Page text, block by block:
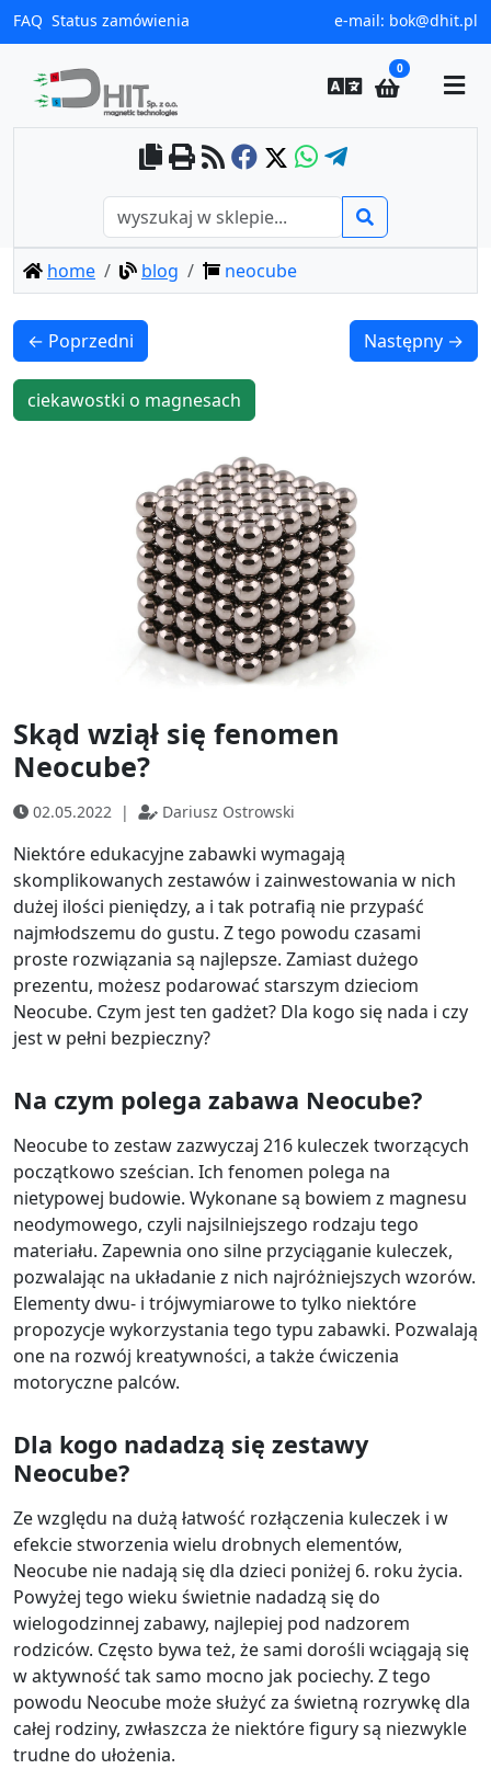
FAQ Status zamówienia e-mail: bok@dhit.pl
0
home blog neocube
← Poprzedni Następny →
ciekawostki o magnesach
Skąd wziął się fenomen
Neocube?
02.05.2022 | Dariusz Ostrowski
Niektóre edukacyjne zabawki wymagają
skomplikowanych zestawów i zainwestowania w nich
dużej ilości pieniędzy, a i tak potrafią nie przypaść
najmłodszemu do gustu. Z tego powodu czasami
proste rozwiązania są najlepsze. Zamiast dużego
prezentu, możesz podarować starszym dzieciom
Neocube. Czym jest ten gadżet? Dla kogo się nada i czy
jest w pełni bezpieczny?
Na czym polega zabawa Neocube?
Neocube to zestaw zazwyczaj 216 kuleczek tworzących
początkowo sześcian. Ich fenomen polega na
nietypowej budowie. Wykonane są bowiem z magnesu
neodymowego, czyli najsilniejszego rodzaju tego
materiału. Zapewnia ono silne przyciąganie kuleczek,
pozwalając na układanie z nich najróżniejszych wzorów.
Elementy dwu- i trójwymiarowe to tylko niektóre
propozycje wykorzystania tego typu zabawki. Pozwalają
one na rozwój kreatywności, a także ćwiczenia
motoryczne palców.
Dla kogo nadadzą się zestawy
Neocube?
Ze względu na dużą łatwość rozłączenia kuleczek i w
efekcie stworzenia wielu drobnych elementów,
Neocube nie nadają się dla dzieci poniżej 6. roku życia.
Powyżej tego wieku świetnie nadadzą się do
wielogodzinnej zabawy, najlepiej pod nadzorem
rodziców. Często bywa też, że sami dorośli wciągają się
w aktywność tak samo mocno jak pociechy. Z tego
powodu Neocube może służyć za świetną rozrywkę dla
całej rodziny, zwłaszcza że niektóre figury są niezwykle
trudne do ułożenia.